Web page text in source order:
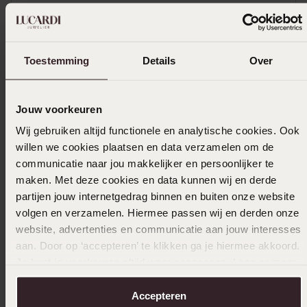
Toestemming Details Over
Jouw voorkeuren
Wij gebruiken altijd functionele en analytische cookies. Ook
willen we cookies plaatsen en data verzamelen om de
communicatie naar jou makkelijker en persoonlijker te
maken. Met deze cookies en data kunnen wij en derde
partijen jouw internetgedrag binnen en buiten onze website
volgen en verzamelen. Hiermee passen wij en derden onze
website, advertenties en communicatie aan jouw interesses
aan. Door op ‘accepteren’ te klikken ga je hiermee akkoord.
over in onscookiebeleid.
Accepteren
Selecteer maat & bestel
Ook leuk voor jou